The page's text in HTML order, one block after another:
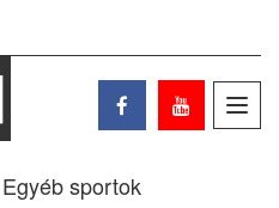
Egyéb sportok